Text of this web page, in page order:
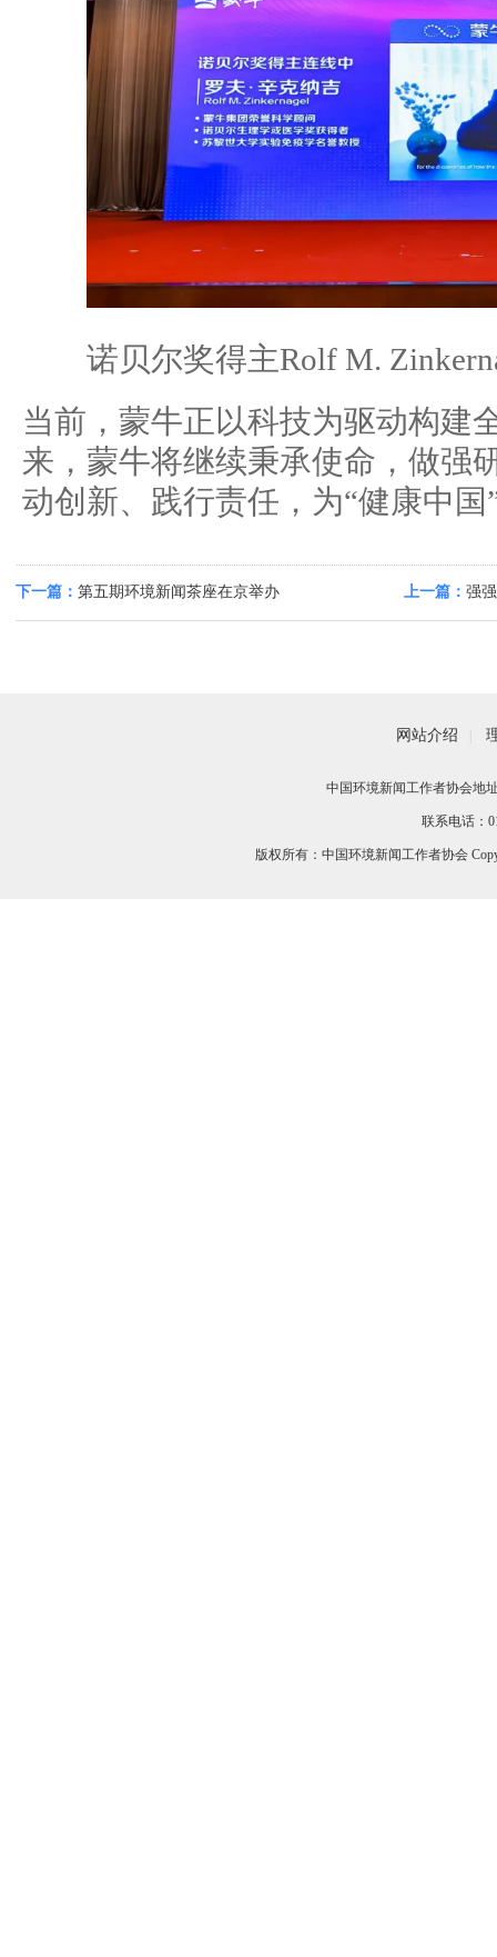
诺贝尔奖得主Rolf M.
当前，蒙牛正以科技为驱动构建
来，蒙牛将继续秉承使命，做强
动创新、践行责任，为“健康中
下一篇： 第五期环境新闻茶座在京举办 上一篇： 强
网站介绍
中国环境新闻工作者协会地
联系电话：
版权所有：中国环境新闻工作者协会